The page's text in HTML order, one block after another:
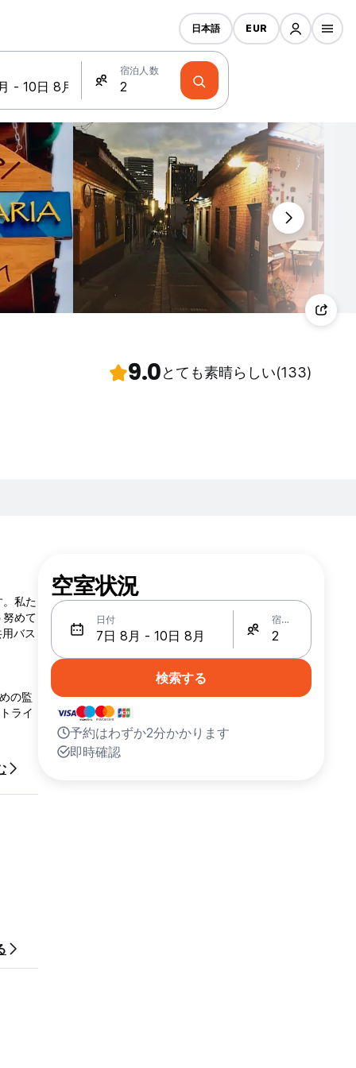
宿泊人数
日本語 EUR
9.0とても素晴らしい(133)
私た
めて
バス
の監
ライ
空室状況
日付 宿泊人数
検索する
予約はわずか2分かかります
即時確認